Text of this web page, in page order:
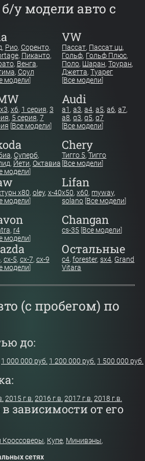
у модели авто с
, Рио, Соренто,
, Пиканто,
, Венга,
, Соул
модели]
VW
Пассат, Пассат цц,
Гольф, Гольф Плюс,
Поло, Шаран,Тоуран,
Джетта,Туарег
[Все модели]
x3, x6, 1 серия, 3
, 5 серия, 7
[Все модели]
Audi
a1 ,a3,a4,a5,a6,a7,
a8,q3,q5,q7
[Все модели]
, Суперб,
, Йети, Октавиа
модели]
Chery
Тигго 5,Тигго
[Все модели]
х80, oley, x-40
модели]
Lifan
x50,x60, myway,
solano [Все модели]
, r4
модели]
Changan
cs-35 [Все модели]
, cx-5, cx-7, cx-9
модели]
Остальные
c4,forester,sx4, Grand
Vitara
(с пробегом) по
до:
1 000 000 руб. 1 200 000 руб. 1 500 000 руб.
2015 г.в. 2016 г.в. 2017 г.в. 2018 г.в.
зависимости от его
Кроссоверы, Купе, Минивэны,
сетях